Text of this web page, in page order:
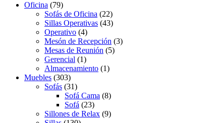
Oficina (79)
Sofás de Oficina (22)
Sillas Operativas (43)
Operativo (4)
Mesón de Recepción (3)
Mesas de Reunión (5)
Gerencial (1)
Almacenamiento (1)
Muebles (303)
Sofás (31)
Sofá Cama (8)
Sofá (23)
Sillones de Relax (9)